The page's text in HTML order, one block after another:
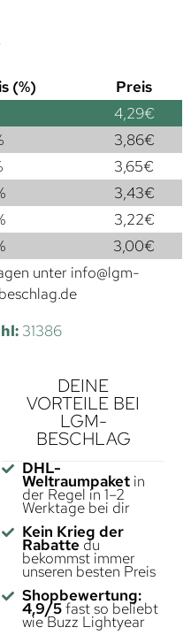
(%)
Preis
4,29€
3,86€
3,65€
3,43€
3,22€
3,00€
unter info@lgm-
beschlag.de
31386
DEINE
VORTEILE BEI
LGM-
BESCHLAG
DHL-
Weltraumpaketin
der Regel in 1–2
Werktage bei dir
Kein Krieg der
Rabatte du
bekommst immer
unseren besten Preis
Shopbewertung:
4,9/5fast so beliebt
wie Buzz Lightyear